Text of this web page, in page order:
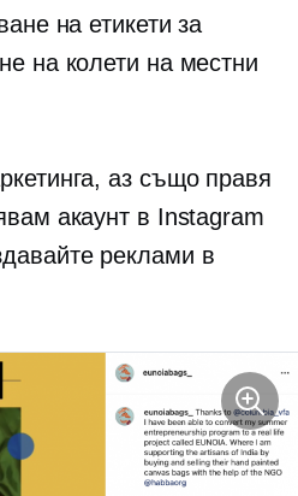
на етикети за
на колети на местни
аз също правя
акаунт в Instagram
реклами в